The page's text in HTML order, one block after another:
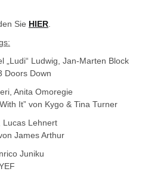
Sie HIER
„Ludi“ Ludwig, Jan-Marten Block
Doors Down
Anita Omoregie
It” von Kygo & Tina Turner
Lucas Lehnert
James Arthur
Juniku